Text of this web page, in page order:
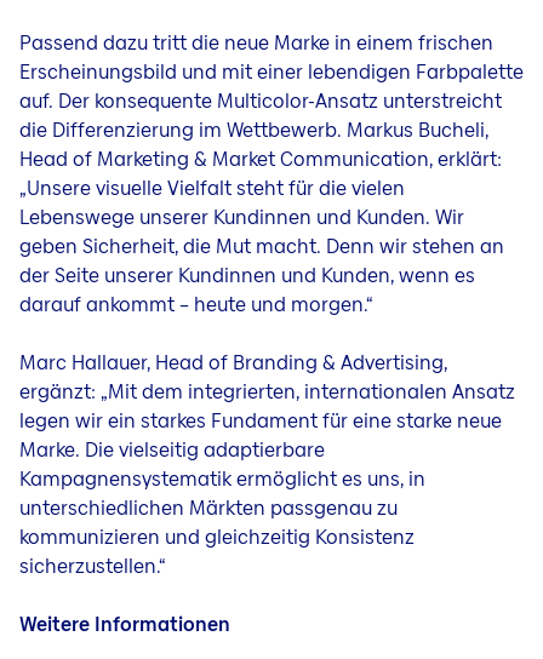
Passend dazu tritt die neue Marke in einem frischen
Erscheinungsbild und mit einer lebendigen Farbpalette
auf. Der konsequente Multicolor-Ansatz unterstreicht
die Differenzierung im Wettbewerb. Markus Bucheli,
Head of Marketing & Market Communication, erklärt:
„Unsere visuelle Vielfalt steht für die vielen
Lebenswege unserer Kundinnen und Kunden. Wir
geben Sicherheit, die Mut macht. Denn wir stehen an
der Seite unserer Kundinnen und Kunden, wenn es
darauf ankommt – heute und morgen.“
Marc Hallauer, Head of Branding & Advertising,
ergänzt: „Mit dem integrierten, internationalen Ansatz
legen wir ein starkes Fundament für eine starke neue
Marke. Die vielseitig adaptierbare
Kampagnensystematik ermöglicht es uns, in
unterschiedlichen Märkten passgenau zu
kommunizieren und gleichzeitig Konsistenz
sicherzustellen.“
Weitere Informationen